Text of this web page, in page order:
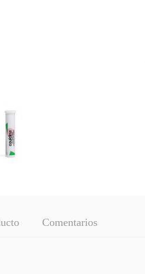
Comentarios